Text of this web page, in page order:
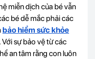
miễn dịch của bé vẫn
bé dễ mắc phải các
bảo hiểm sức khỏe
sự bảo vệ từ các
an tâm rằng con luôn